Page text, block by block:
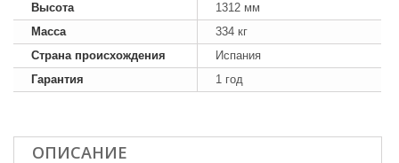
Высота
1312 мм
Масса
334 кг
Страна происхождения
Испания
Гарантия
1 год
ОПИСАНИЕ